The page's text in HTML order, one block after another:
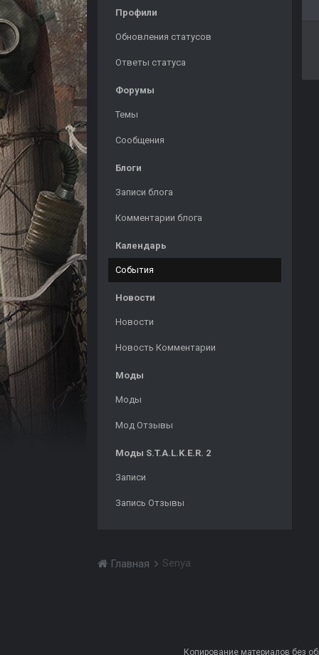
Профили
Обновления статусов
Ответы статуса
Форумы
Темы
Сообщения
Блоги
Записи блога
Комментарии блога
Календарь
События
Новости
Новости
Новость Комментарии
Моды
Моды
Мод Отзывы
Моды S.T.A.L.K.E.R. 2
Записи
Запись Отзывы
Главная Senya
Копирование материалов без